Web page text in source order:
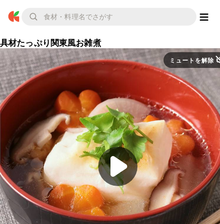
具材たっぷり関東風お雑煮
ミュートを解除